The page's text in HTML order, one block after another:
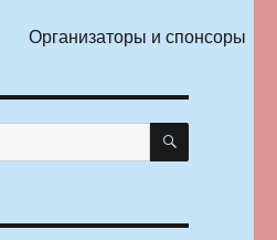
Организаторы и спонсоры
ПОИСК